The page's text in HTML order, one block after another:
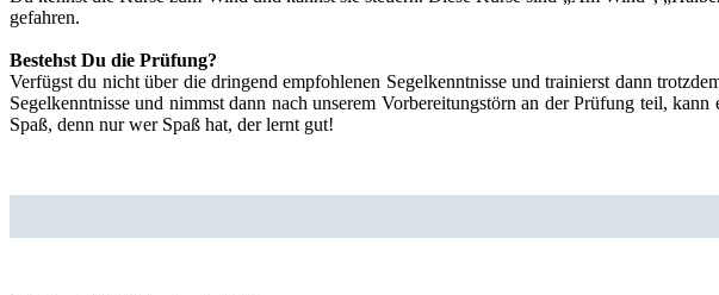
gefahren.
Bestehst Du die Prüfung?
Verfügst du nicht über die dringend empfohlenen Segelkenntnisse und trainierst dann
Segelkenntnisse und nimmst dann nach unserem Vorbereitungstörn an der Prüfung teil,
Spaß, denn nur wer Spaß hat, der lernt gut!